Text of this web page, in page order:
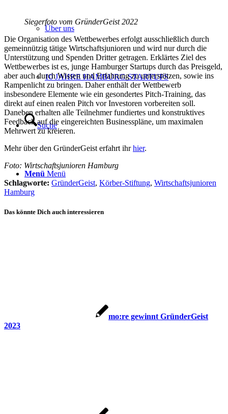
Über uns
10 JAHRE HAMBURG STARTUPS
Suche
Menü Menü
Siegerfoto vom GründerGeist 2022
Die Organisation des Wettbewerbes erfolgt ausschließlich durch
gemeinnützig tätige Wirtschaftsjunioren und wird nur durch die
Unterstützung und Spenden Dritter getragen. Erklärtes Ziel des
Wettbewerbes ist es, junge Hamburger Startups durch das Preisgeld,
aber auch durch Wissen und Erfahrung zu unterstützen, sowie ins
Rampenlicht zu bringen. Daher enthält der Wettbewerb
insbesondere Elemente wie ein gesondertes Pitch-Training, das
direkt auf einen realen Pitch vor Investoren vorbereiten soll.
Daneben erhalten alle Teilnehmer fundiertes und konstruktives
Feedback auf die eingereichten Businesspläne, um maximalen
Mehrwert zu kreieren.
Mehr über den GründerGeist erfahrt ihrhier.
Foto: Wirtschaftsjunioren Hamburg
Schlagworte: GründerGeist, Körber-Stiftung, Wirtschaftsjunioren
Hamburg
Das könnte Dich auch interessieren
mo:re gewinnt GründerGeist
2023